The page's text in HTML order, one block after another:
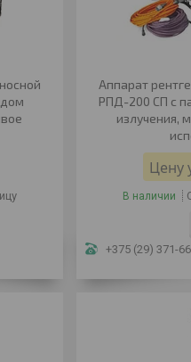
Аппарат
РПД-200 СП с
излучения,
Цену
В наличии
+375 (29) 371-